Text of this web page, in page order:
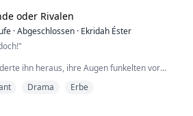
muss ihre Albträume ertragen.
tr...
oder Rivalen
·Abgeschlossen · Ekridah Éster
ihn heraus, ihre Augen funkelten vor
Drama Erbe